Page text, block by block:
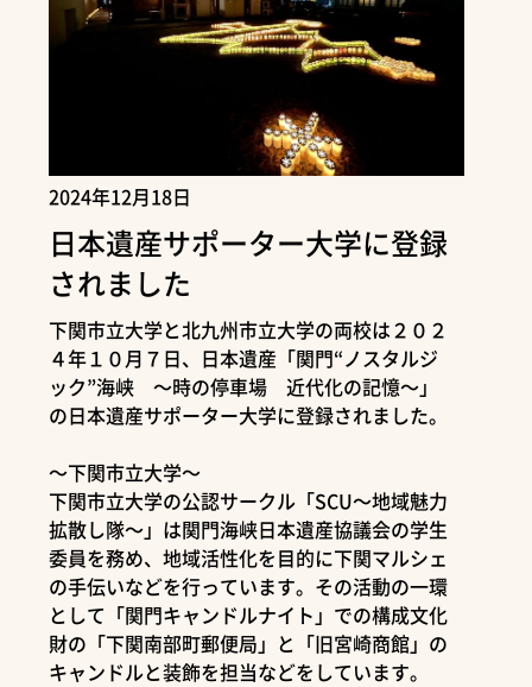
2024年12月18日
日本遺産サポーター大学に登録
されました
下関市立大学と北九州市立大学の両校は２０２
４年１０月７日、日本遺産「関門“ノスタルジ
ック”海峡 ～時の停車場 近代化の記憶～」
の日本遺産サポーター大学に登録されました。
～下関市立大学～
下関市立大学の公認サークル「SCU～地域魅力
拡散し隊～」は関門海峡日本遺産協議会の学生
委員を務め、地域活性化を目的に下関マルシェ
の手伝いなどを行っています。その活動の一環
として「関門キャンドルナイト」での構成文化
財の「下関南部町郵便局」と「旧宮崎商館」の
キャンドルと装飾を担当などをしています。